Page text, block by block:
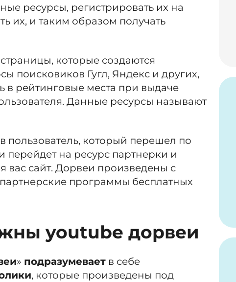
ресурсы, регистрировать их на
их, и таким образом получать
которые создаются
поисковиков Гугл, Яндекс и других,
в рейтинговые места при выдаче
Данные ресурсы называют
пользователь, который перешел по
перейдет на ресурс партнерки и
вас сайт. Дорвеи произведены с
программы бесплатных
youtube дорвеи
» подразумевает в себе
, которые произведены под